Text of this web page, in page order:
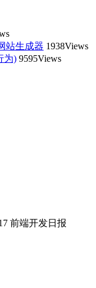
站生成器 1938Views
为) 9595Views
前端开发日报